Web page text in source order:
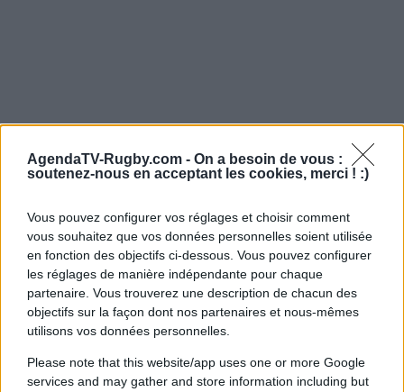
AgendaTV-Rugby.com - On a besoin de vous :
soutenez-nous en acceptant les cookies, merci ! :)
Vous pouvez configurer vos réglages et choisir comment
vous souhaitez que vos données personnelles soient utilisée
en fonction des objectifs ci-dessous. Vous pouvez configurer
les réglages de manière indépendante pour chaque
partenaire. Vous trouverez une description de chacun des
objectifs sur la façon dont nos partenaires et nous-mêmes
utilisons vos données personnelles.
Please note that this website/app uses one or more Google
services and may gather and store information including but